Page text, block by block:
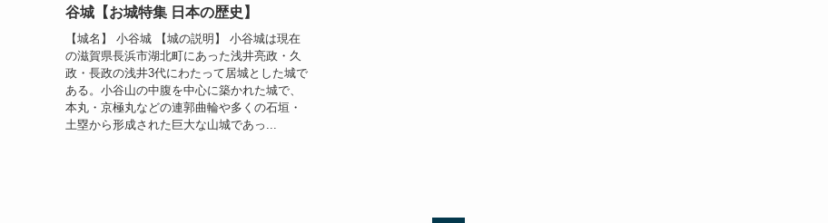
谷城【お城特集 日本の歴史】
【城名】 小谷城 【城の説明】 小谷城は現在
の滋賀県長浜市湖北町にあった浅井亮政・久
政・長政の浅井3代にわたって居城とした城で
ある。小谷山の中腹を中心に築かれた城で、
本丸・京極丸などの連郭曲輪や多くの石垣・
土塁から形成された巨大な山城であっ...